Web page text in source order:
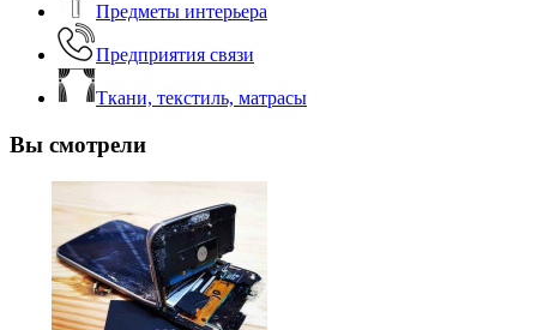
Предметы интерьера
Предприятия связи
Ткани, текстиль, матрасы
Вы смотрели